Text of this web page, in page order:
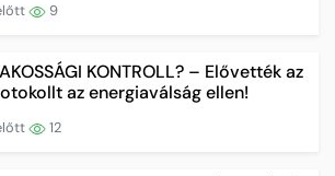
9
KONTROLL? – Elővették az
az energiaválság ellen!
12